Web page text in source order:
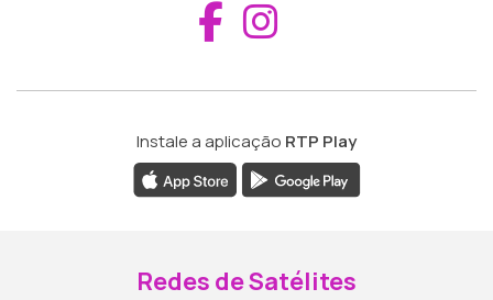
Aceder ao
Instale a aplicação RTP Play
Redes de Satélites